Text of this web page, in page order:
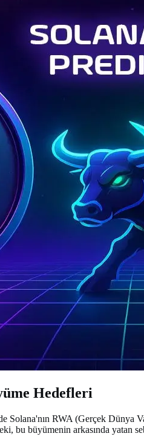
Hedefleri
RWA (Gerçek Dünya
bu büyümenin arkasında yatan